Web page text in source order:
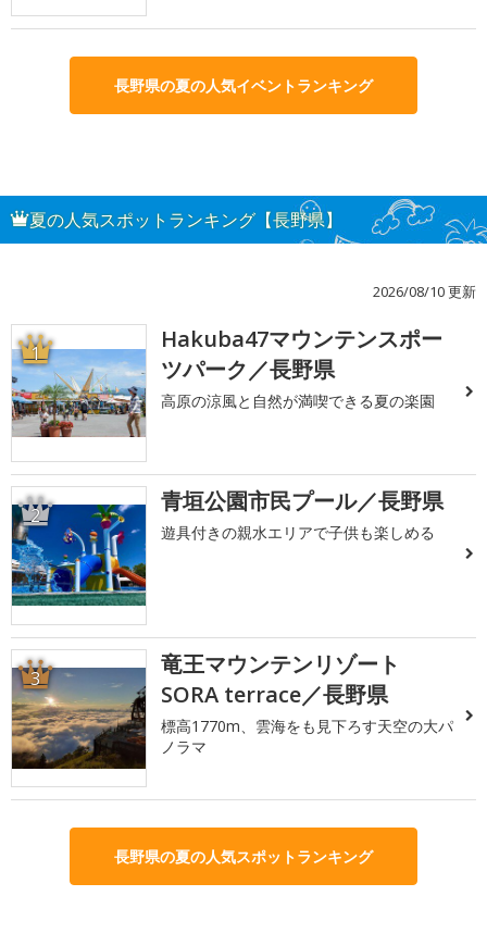
長野県の夏の人気イベントランキング
夏の人気スポットランキング【長野県】
2026/08/10 更新
1
Hakuba47マウンテンスポー
ツパーク／長野県
高原の涼風と自然が満喫できる夏の楽園
2 青垣公園市民プール／長野県
遊具付きの親水エリアで子供も楽しめる
3
竜王マウンテンリゾート
SORA terrace／長野県
標高1770m、雲海をも見下ろす天空の大パ
ノラマ
長野県の夏の人気スポットランキング